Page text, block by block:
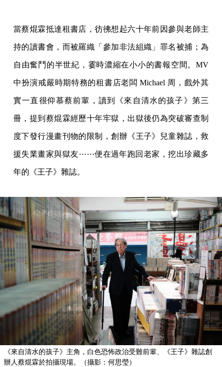
當蔡焜霖抵達租書店，彷彿想起六十年前因參與老師主
持的讀書會，而被羅織「參加非法組織」罪名被捕；為
自由奮鬥的半世紀，霎時濃縮在小小的書報空間。MV
中扮演戒嚴時期特務的租書店老闆 Michael 周，戲外其
實一直很仰慕蔡前輩，讀到《來自清水的孩子》第三
冊，提到蔡焜霖經歷十年牢獄，出獄後仍為突破審查制
度下發行漫畫刊物的限制，創辦《王子》兒童雜誌，救
援失業畫家與獄友⋯⋯便在過年跑回老家，挖出珍藏多
年的《王子》雜誌。
《來自清水的孩子》主角，白色恐怖政治受難前輩、《王子》雜誌創
辦人蔡焜霖於拍攝現場。（攝影：何思瑩）